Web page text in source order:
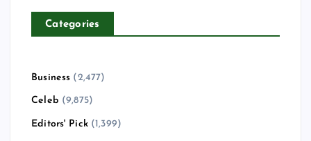
Categories
Business (2,477)
Celeb (9,875)
Editors' Pick(1,399)